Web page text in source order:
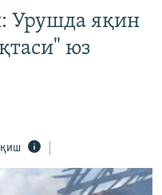
Урушда яқин
юз